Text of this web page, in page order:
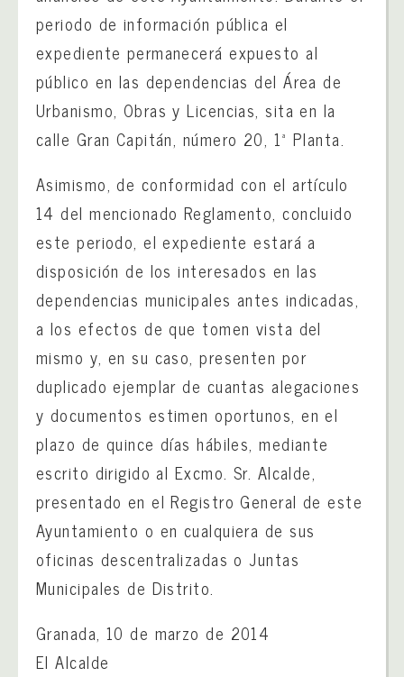
periodo de información pública el
expediente permanecerá expuesto al
público en las dependencias del Área de
Urbanismo, Obras y Licencias, sita en la
calle Gran Capitán, número 20, 1ª Planta.
Asimismo, de conformidad con el artículo
14 del mencionado Reglamento, concluido
este periodo, el expediente estará a
disposición de los interesados en las
dependencias municipales antes indicadas,
a los efectos de que tomen vista del
mismo y, en su caso, presenten por
duplicado ejemplar de cuantas alegaciones
y documentos estimen oportunos, en el
plazo de quince días hábiles, mediante
escrito dirigido al Excmo. Sr. Alcalde,
presentado en el Registro General de este
Ayuntamiento o en cualquiera de sus
oficinas descentralizadas o Juntas
Municipales de Distrito.
Granada, 10 de marzo de 2014
El Alcalde